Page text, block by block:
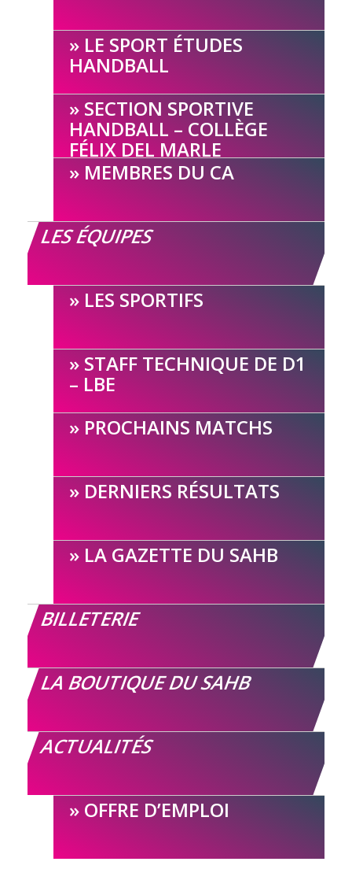
LE SPORT ÉTUDES
HANDBALL
SECTION SPORTIVE
HANDBALL – COLLÈGE
FÉLIX DEL MARLE
MEMBRES DU CA
LES ÉQUIPES
LES SPORTIFS
STAFF TECHNIQUE DE D1
– LBE
PROCHAINS MATCHS
DERNIERS RÉSULTATS
LA GAZETTE DU SAHB
BILLETERIE
LA BOUTIQUE DU SAHB
ACTUALITÉS
OFFRE D’EMPLOI